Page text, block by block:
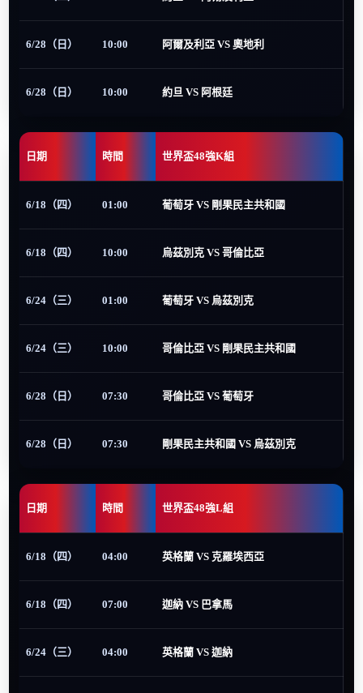
6/28（日） 10:00 阿爾及利亞 VS 奧地利
6/28（日） 10:00 約旦 VS 阿根廷
日期 時間 世界盃48強K組
6/18（四） 01:00 葡萄牙 VS 剛果民主共和國
6/18（四） 10:00 烏茲別克 VS 哥倫比亞
6/24（三） 01:00 葡萄牙 VS 烏茲別克
6/24（三） 10:00 哥倫比亞 VS 剛果民主共和國
6/28（日） 07:30 哥倫比亞 VS 葡萄牙
6/28（日） 07:30 剛果民主共和國 VS 烏茲別克
日期 時間 世界盃48強L組
6/18（四） 04:00 英格蘭 VS 克羅埃西亞
6/18（四） 07:00 迦納 VS 巴拿馬
6/24（三） 04:00 英格蘭 VS 迦納